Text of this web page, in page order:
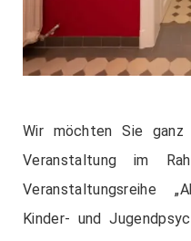
Wir möchten Sie ganz
Veranstaltung im
Veranstaltungsreihe
Kinder- und